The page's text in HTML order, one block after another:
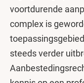
voortdurende
complex is
steeds verder